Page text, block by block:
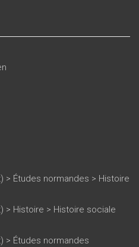
Normandie dans la gestion
la pression humaine,
dans le développement
l’espace et le cadre de vie
> Études normandes > Histoire
> Histoire > Histoire sociale
> Études normandes